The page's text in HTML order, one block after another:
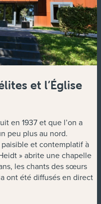
et l’Église
en 1937 et que l’on a
peu plus au nord.
et contemplatif à
» abrite une chapelle
les chants des sœurs
ont été diffusés en direct